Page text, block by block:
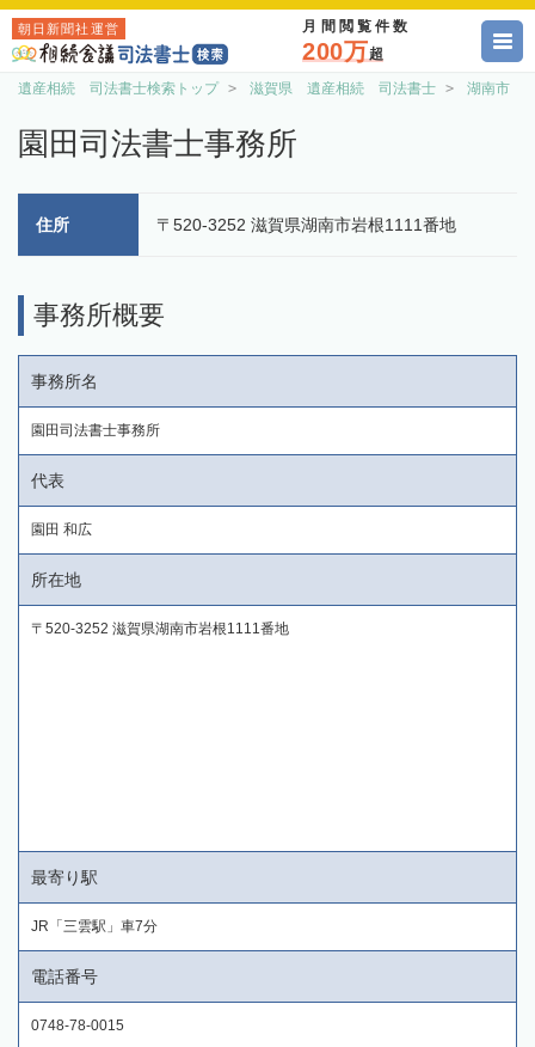
朝日新聞社運営 月間閲覧件数
200万超
遺産相続 司法書士検索トップ 滋賀県 遺産相続 司法書士 湖南市
園田司法書士事務所
住所 〒520-3252 滋賀県湖南市岩根1111番地
事務所概要
事務所名
園田司法書士事務所
代表
園田 和広
所在地
〒520-3252 滋賀県湖南市岩根1111番地
最寄り駅
JR「三雲駅」車7分
電話番号
0748-78-0015